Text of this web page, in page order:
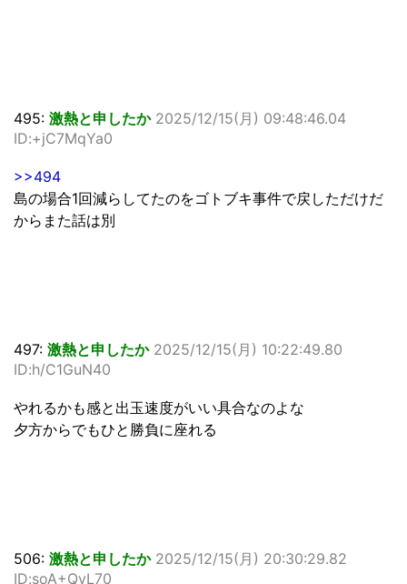
495: 激熱と申したか 2025/12/15(月) 09:48:46.04
ID:+jC7MqYa0
>>494
島の場合1回減らしてたのをゴトブキ事件で戻しただけだ
からまた話は別
497: 激熱と申したか 2025/12/15(月) 10:22:49.80
ID:h/C1GuN40
やれるかも感と出玉速度がいい具合なのよな
夕方からでもひと勝負に座れる
506: 激熱と申したか 2025/12/15(月) 20:30:29.82
ID:soA+QvL70